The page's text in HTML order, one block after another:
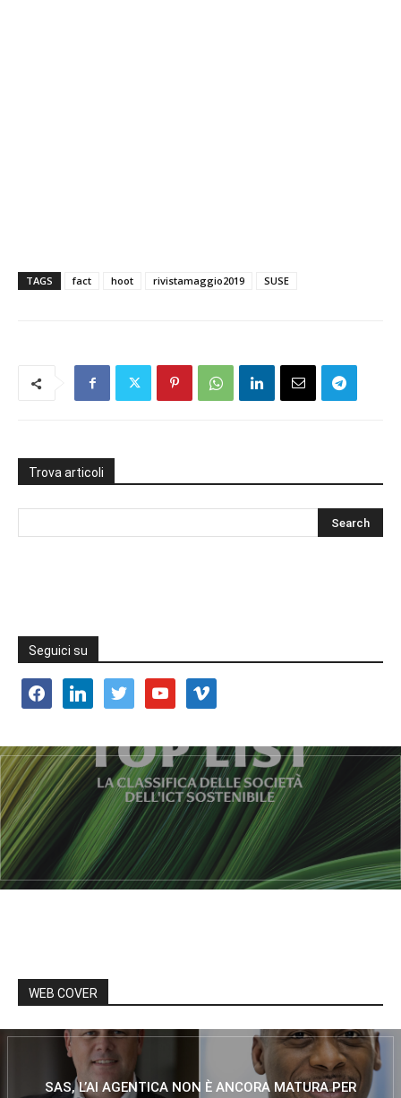
TAGS fact hoot rivistamaggio2019 SUSE
Trova articoli
Seguici su
facebooklinkedin twitter youtube vimeo
WEB COVER
SAS, L’AI AGENTICA NON È ANCORA MATURA PER